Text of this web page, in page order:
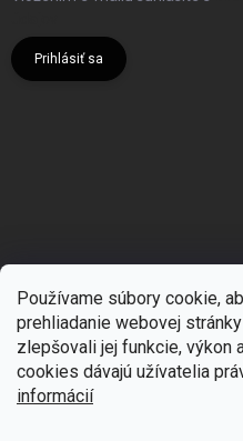
Používame súbory cookie,
prehliadanie webovej
zlepšovali jej funkcie, výkon
cookies dávajú užívatelia
informácií
Prihlásiť sa
🎁Získajte 7 %
Prihláste sa k odberu noviniek